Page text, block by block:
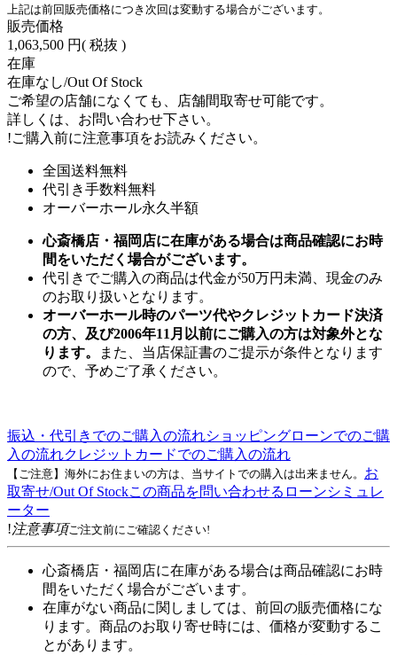
上記は前回販売価格につき次回は変動する場合がございます。
販売価格
1,063,500 円( 税抜 )
在庫
在庫なし/Out Of Stock
ご希望の店舗になくても、店舗間取寄せ可能です。
詳しくは、お問い合わせ下さい。
!ご購入前に注意事項をお読みください。
全国送料無料
代引き手数料無料
オーバーホール永久半額
心斎橋店・福岡店に在庫がある場合は商品確認にお時
間をいただく場合がございます。
代引きでご購入の商品は代金が50万円未満、現金のみ
のお取り扱いとなります。
オーバーホール時のパーツ代やクレジットカード決済
の方、及び2006年11月以前にご購入の方は対象外とな
ります。
また、当店保証書のご提示が条件となります
ので、予めご了承ください。
振込・代引きでのご購入の流れショッピングローンでのご購
入の流れクレジットカードでのご購入の流れ
【ご注意】海外にお住まいの方は、当サイトでの購入は出来ません。 お
取寄せ/Out Of Stockこの商品を問い合わせる ローンシミュレ
ーター
!注意事項ご注文前にご確認ください!
心斎橋店・福岡店に在庫がある場合は商品確認にお時
間をいただく場合がございます。
在庫がない商品に関しましては、前回の販売価格にな
ります。商品のお取り寄せ時には、価格が変動するこ
とがあります。